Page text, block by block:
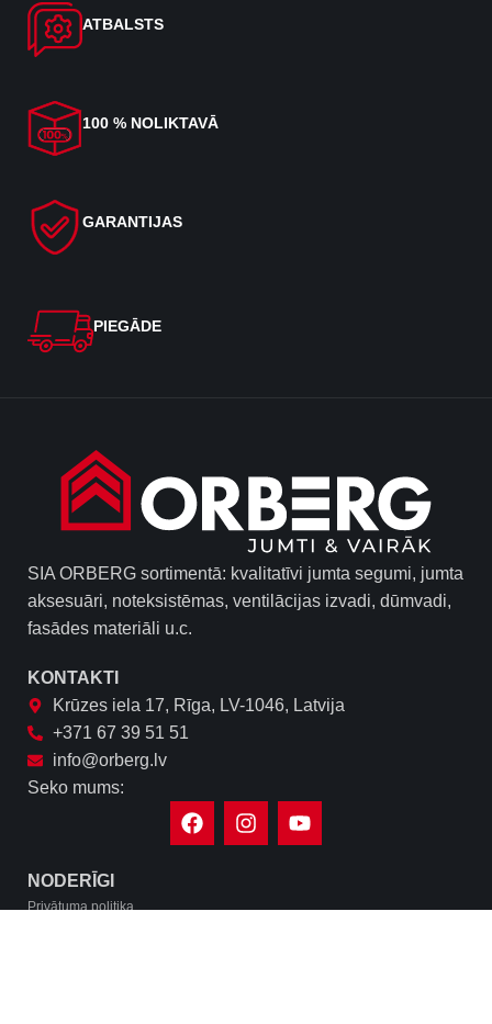
ATBALSTS
100 % NOLIKTAVĀ
GARANTIJAS
PIEGĀDE
SIA ORBERG sortimentā: kvalitatīvi jumta segumi, jumta
aksesuāri, noteksistēmas, ventilācijas izvadi, dūmvadi,
fasādes materiāli u.c.
KONTAKTI
Krūzes iela 17, Rīga, LV-1046, Latvija
+371 67 39 51 51
info@orberg.lv
Seko mums:
NODERĪGI
Privātuma politika